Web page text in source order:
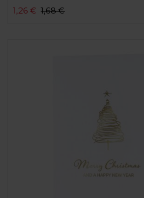
1,26 € 1,68 €